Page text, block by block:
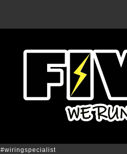
#wiringspecialist